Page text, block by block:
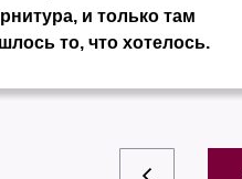
и только там
то, что хотелось.